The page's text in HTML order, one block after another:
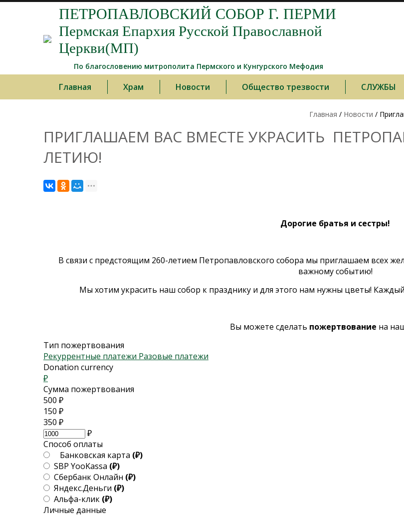
ПЕТРОПАВЛОВСКИЙ СОБОР Г. ПЕРМИ
Пермская Епархия Русской Православной
Церкви(МП)
По благословению митрополита Пермского и Кунгурского Мефодия
Главная Храм Новости Общество трезвости СЛУЖБЫ
Главная / Новости /
ПРИГЛАШАЕМ ВАС ВМЕСТЕ УКРАСИТЬ
ЛЕТИЮ!
Дорогие братья и сестры!
В связи с предстоящим 260-летием Петропавловского собора мы приглашаем всех
важному событию!
Мы хотим украсить наш собор к празднику и для этого нам нужны цветы!
Вы можете сделать пожертвование на
Тип пожертвования
Рекуррентные платежи Разовые платежи
Donation currency
₽
Сумма пожертвования
500 ₽
150 ₽
350 ₽
₽
Способ оплаты
Банковская карта (₽)
SBP YooKassa (₽)
Сбербанк Онлайн (₽)
Яндекс.Деньги (₽)
Альфа-клик (₽)
Личные данные